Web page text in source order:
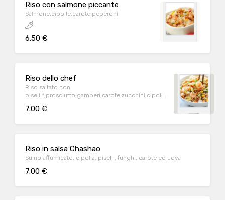
Riso con salmone piccante
Salmone,cipolle,carote,peperoni
6.50 €
Riso dello chef
Riso saltato con
piselli*,prosciutto,gamberi,carote,zucchini,cipolle
7.00 €
Riso in salsa Chashao
Suino affumicato, cipolla, piselli, funghi, carote ed uova
7.00 €